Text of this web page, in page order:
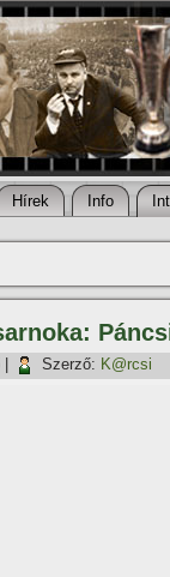
Hí­rek Info
Szerző: K@rcsi